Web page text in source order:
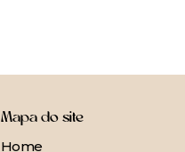
Mapa do site
Home